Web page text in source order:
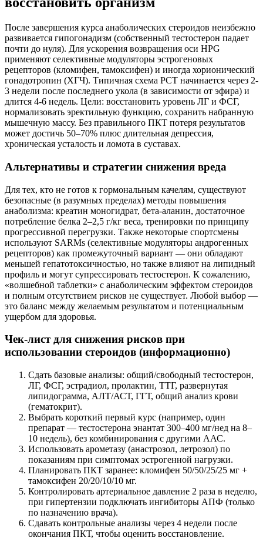
После завершения курса анаболических стероидов неизбежно
развивается гипогонадизм (собственный тестостерон падает
почти до нуля). Для ускорения возвращения оси HPG
применяют селективные модуляторы эстрогеновых
рецепторов (кломифен, тамоксифен) и иногда хорионический
гонадотропин (ХГЧ). Типичная схема PCT начинается через 2-
3 недели после последнего укола (в зависимости от эфира) и
длится 4-6 недель. Цели: восстановить уровень ЛГ и ФСГ,
нормализовать эректильную функцию, сохранить набранную
мышечную массу. Без правильного ПКТ потеря результатов
может достичь 50–70% плюс длительная депрессия,
хроническая усталость и ломота в суставах.
Альтернативы и стратегии снижения вреда
Для тех, кто не готов к гормональным качелям, существуют
безопасные (в разумных пределах) методы повышения
анаболизма: креатин моногидрат, бета-аланин, достаточное
потребление белка 2–2,5 г/кг веса, тренировки по принципу
прогрессивной перегрузки. Также некоторые спортсмены
используют SARMs (селективные модуляторы андрогенных
рецепторов) как промежуточный вариант — они обладают
меньшей гепатотоксичностью, но также влияют на липидный
профиль и могут супрессировать тестостерон. К сожалению,
«волшебной таблетки» с анаболическим эффектом стероидов
и полным отсутствием рисков не существует. Любой выбор —
это баланс между желаемым результатом и потенциальным
ущербом для здоровья.
Чек-лист для снижения рисков при
использовании стероидов (информационно)
Сдать базовые анализы: общий/свободный тестостерон,
ЛГ, ФСГ, эстрадиол, пролактин, ТТГ, развернутая
липидограмма, АЛТ/АСТ, ГГТ, общий анализ крови
(гематокрит).
Выбрать короткий первый курс (например, один
препарат — тестостерона энантат 300–400 мг/нед на 8–
10 недель), без комбинирования с другими ААС.
Использовать арометазу (анастрозол, летрозол) по
показаниям при симптомах эстрогенной нагрузки.
Планировать ПКТ заранее: кломифен 50/50/25/25 мг +
тамоксифен 20/20/10/10 мг.
Контролировать артериальное давление 2 раза в неделю,
при гипертензии подключать ингибиторы АПФ (только
по назначению врача).
Сдавать контрольные анализы через 4 недели после
окончания ПКТ, чтобы оценить восстановление.